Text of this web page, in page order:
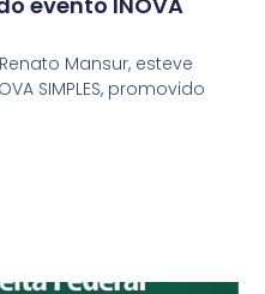
Mansur, esteve
SIMPLES, promovido